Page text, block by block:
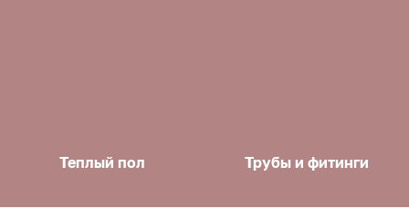
Теплый пол Трубы и фитинги